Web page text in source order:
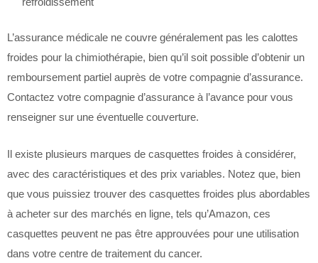
L’assurance médicale ne couvre généralement pas les calottes
froides pour la chimiothérapie, bien qu’il soit possible d’obtenir un
remboursement partiel auprès de votre compagnie d’assurance.
Contactez votre compagnie d’assurance à l’avance pour vous
renseigner sur une éventuelle couverture.
Il existe plusieurs marques de casquettes froides à considérer,
avec des caractéristiques et des prix variables. Notez que, bien
que vous puissiez trouver des casquettes froides plus abordables
à acheter sur des marchés en ligne, tels qu’Amazon, ces
casquettes peuvent ne pas être approuvées pour une utilisation
dans votre centre de traitement du cancer.